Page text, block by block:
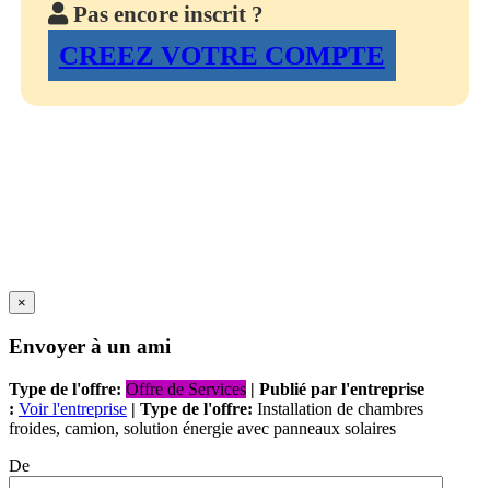
Pas encore inscrit ?
CREEZ VOTRE COMPTE
×
Envoyer à un ami
Type de l'offre: Offre de Services | Publié par l'entreprise
: Voir l'entreprise | Type de l'offre: Installation de chambres
froides, camion, solution énergie avec panneaux solaires
De